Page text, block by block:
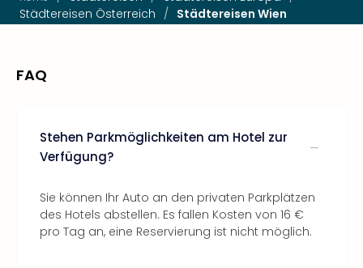
Städtereisen Österreich / Städtereisen Wien
FAQ
Stehen Parkmöglichkeiten am Hotel zur
Verfügung?
Sie können Ihr Auto an den privaten Parkplätzen
des Hotels abstellen. Es fallen Kosten von 16 €
pro Tag an, eine Reservierung ist nicht möglich.